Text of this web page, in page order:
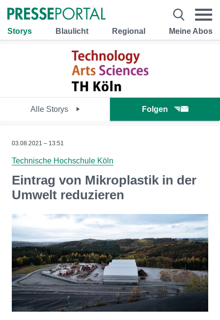
Storys Blaulicht Regional Meine Abos
Alle Storys Folgen
03.08.2021 – 13:51
Technische Hochschule Köln
Eintrag von Mikroplastik in der
Umwelt reduzieren